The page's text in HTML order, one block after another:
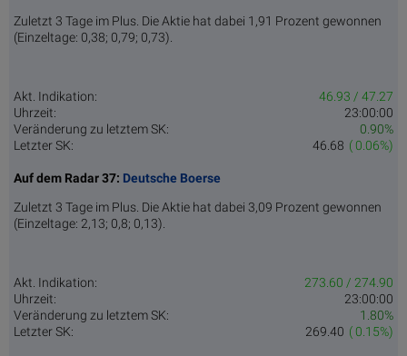
Zuletzt 3 Tage im Plus. Die Aktie hat dabei 1,91 Prozent gewonnen
(Einzeltage: 0,38; 0,79; 0,73).
Akt. Indikation:
46.93 / 47.27
Uhrzeit:
23:00:00
Veränderung zu letztem SK:
0.90%
Letzter SK:
( 0.06%)
46.68
Auf dem Radar 37: Deutsche Boerse
Zuletzt 3 Tage im Plus. Die Aktie hat dabei 3,09 Prozent gewonnen
(Einzeltage: 2,13; 0,8; 0,13).
Akt. Indikation:
273.60 / 274.90
Uhrzeit:
23:00:00
Veränderung zu letztem SK:
1.80%
Letzter SK:
( 0.15%)
269.40